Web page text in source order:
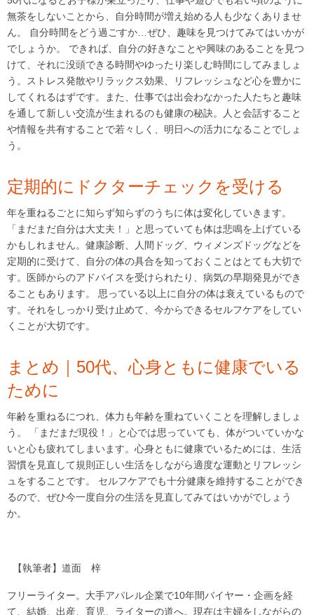
無茶をしないことから、自分時間が増え始める人も少なくありませ
ん。 自分時間をどう過ごすか…ぜひ、趣味を見つけてみてはいかが
でしょうか。 できれば、自分の好きなことや興味のあることを見つ
けて、それに没頭できる時間やゆったり楽しむ時間にしてみましょ
う。ストレス発散やリラックス効果、リフレッシュなど心を豊かに
してくれるはずです。また、仕事では出会わなかった人たちと趣味
を通して新しい交流が生まれるのも健康の秘訣。人と会話すること
や情報を共有することで若々しく、明日への活力になることでしょ
う。
定期的にドクターチェックを受ける
年を重ねるごとに知らず知らずのうちに体は変化していきます。
「まだまだ自分は大丈夫！」と思っていても体は悲鳴を上げている
かもしれません。健康診断、人間ドッグ、ウィメンズドッグなどを
定期的に受けて、自分の体の具合を知っておくことはとても大切で
す。医師からのアドバイスを受けられたり、病気の早期発見ができ
ることもあります。 思っている以上に自分の体は衰えているもので
す。それをしっかり受け止めて、今からできるセルフケアをしてい
くことが大切です。
まとめ｜50代、心身ともに健康でいる
ために
年齢を重ねるにつれ、体力も年齢を重ねていくことを理解しましょ
う。 「まだまだ現役！」と心では思っていても、体がついていかな
いと心も疲れてしまいます。心身ともに健康でいるためには、生活
習慣を見直して規則正しい生活をしながら適度な運動とリフレッシ
ュをすることです。 セルフケアでも十分健康を維持することができ
るので、ぜひ今一度自分の生活を見直してみてはいかがでしょう
か。
【執筆者】道面 梓
フリーライター。大手アパレル企業で10年間バイヤー・企画を経
て、結婚、出産、育児、ライターの道へ。現在は主婦をしながらの